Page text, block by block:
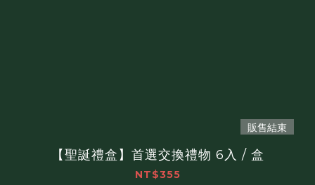
販售結束
【聖誕禮盒】首選交換禮物 6入 / 盒
NT$355